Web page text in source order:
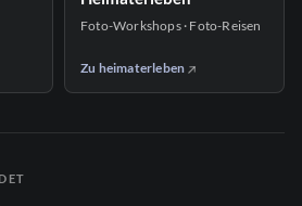
Foto-Workshops · Foto-Reisen
Zu heimaterleben